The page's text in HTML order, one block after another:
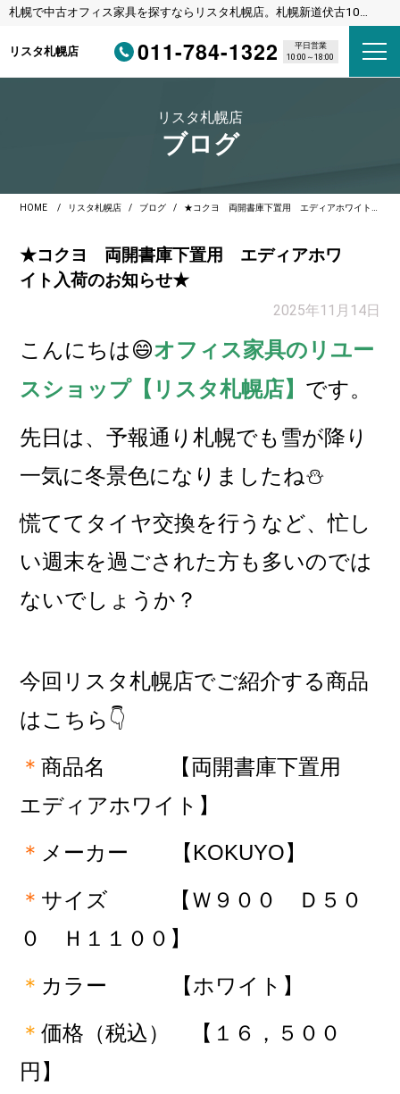
札幌で中古オフィス家具を探すならリスタ札幌店。札幌新道伏古10
リスタ札幌店
011-784-1322
平日営業
10:00～18:00
リスタ札幌店
ブログ
HOME リスタ札幌店 ブログ ★コクヨ 両開書庫下置用 エディアホワイト入荷のお知らせ★
★コクヨ 両開書庫下置用 エディアホワ
イト入荷のお知らせ★
2025年11月14日
こんに ちは😄オフィス家具のリユー
スショップ【リスタ札幌店】 です。
先日は、予報通り札幌でも雪が降り
一気に冬景色になりましたね⛄
慌ててタイヤ交換を行うなど、忙し
い週末を過ごされた方も多いのでは
ないでしょうか？
今回リスタ札幌店でご紹介する商品
はこちら👇
＊商品名 【両開書庫下置用
エディアホワイト 】
＊ メーカー 【KOKUYO】
＊ サイズ 【Ｗ９００ Ｄ５０
０ Ｈ１１００】
＊ カラー 【ホワイト】
＊価格（税込） 【１６，５００
円】